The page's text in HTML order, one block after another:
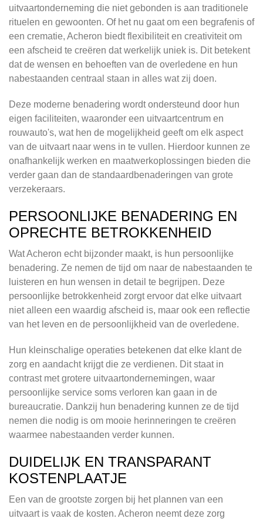
uitvaartonderneming die niet gebonden is aan traditionele
rituelen en gewoonten. Of het nu gaat om een begrafenis of
een crematie, Acheron biedt flexibiliteit en creativiteit om
een afscheid te creëren dat werkelijk uniek is. Dit betekent
dat de wensen en behoeften van de overledene en hun
nabestaanden centraal staan in alles wat zij doen.
Deze moderne benadering wordt ondersteund door hun
eigen faciliteiten, waaronder een uitvaartcentrum en
rouwauto's, wat hen de mogelijkheid geeft om elk aspect
van de uitvaart naar wens in te vullen. Hierdoor kunnen ze
onafhankelijk werken en maatwerkoplossingen bieden die
verder gaan dan de standaardbenaderingen van grote
verzekeraars.
PERSOONLIJKE BENADERING EN
OPRECHTE BETROKKENHEID
Wat Acheron echt bijzonder maakt, is hun persoonlijke
benadering. Ze nemen de tijd om naar de nabestaanden te
luisteren en hun wensen in detail te begrijpen. Deze
persoonlijke betrokkenheid zorgt ervoor dat elke uitvaart
niet alleen een waardig afscheid is, maar ook een reflectie
van het leven en de persoonlijkheid van de overledene.
Hun kleinschalige operaties betekenen dat elke klant de
zorg en aandacht krijgt die ze verdienen. Dit staat in
contrast met grotere uitvaartondernemingen, waar
persoonlijke service soms verloren kan gaan in de
bureaucratie. Dankzij hun benadering kunnen ze de tijd
nemen die nodig is om mooie herinneringen te creëren
waarmee nabestaanden verder kunnen.
DUIDELIJK EN TRANSPARANT
KOSTENPLAATJE
Een van de grootste zorgen bij het plannen van een
uitvaart is vaak de kosten. Acheron neemt deze zorg